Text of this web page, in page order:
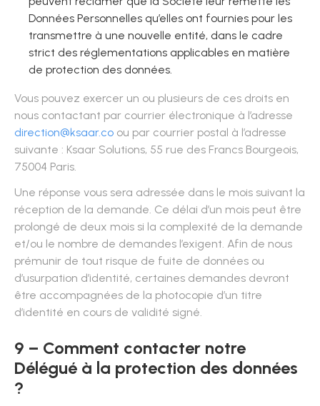
Données Personnelles qu’elles ont fournies pour les
transmettre à une nouvelle entité, dans le cadre
strict des réglementations applicables en matière
de protection des données.
Vous pouvez exercer un ou plusieurs de ces droits en
nous contactant par courrier électronique à l’adresse
direction@ksaar.co ou par courrier postal à l’adresse
suivante : Ksaar Solutions, 55 rue des Francs Bourgeois,
75004 Paris.
Une réponse vous sera adressée dans le mois suivant la
réception de la demande. Ce délai d’un mois peut être
prolongé de deux mois si la complexité de la demande
et/ou le nombre de demandes l’exigent. Afin de nous
prémunir de tout risque de fuite de données ou
d’usurpation d’identité, certaines demandes devront
être accompagnées de la photocopie d’un titre
d’identité en cours de validité signé.
9 – Comment contacter notre
Délégué à la protection des données
?